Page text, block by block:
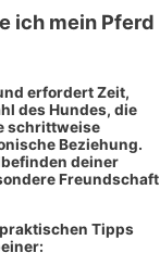
ich mein Pferd
erfordert Zeit,
des Hundes, die
schrittweise
Beziehung.
deiner
Freundschaft
Tipps